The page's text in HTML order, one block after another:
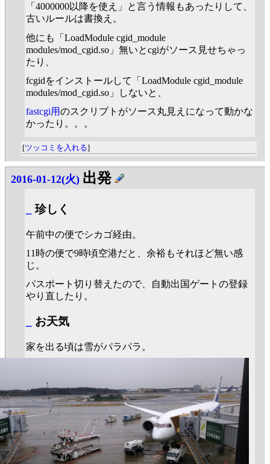
「4000000以降を使え」と言う情報もあったりして、
古いルールは書換え。
他にも「LoadModule cgid_module
modules/mod_cgid.so」無いとcgiがソース見せちゃっ
たり、
fcgidをインストールして「LoadModule cgid_module
modules/mod_cgid.so」しないと、
fastcgi用のスクリプトがソース丸見えになって動かな
かったり。。。
[ツッコミを入れる]
2016-01-12(火) 出発
珍しく
午前中の便でシカゴ経由。
11時の便で9時頃空港だと、余裕もそれほど無い感
じ。
パスポート切り替えたので、自動出国ゲートの登録
やり直したり。
お天気
家を出る頃は雪がパラパラ。